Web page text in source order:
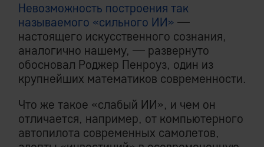
Невозможность построения так
называемого «сильного ИИ» —
настоящего искусственного сознания,
аналогично нашему, — развернуто
обосновал Роджер Пенроуз, один из
крупнейших математиков современности.
Что же такое «слабый ИИ», и чем он
отличается, например, от компьютерного
автопилота современных самолетов,